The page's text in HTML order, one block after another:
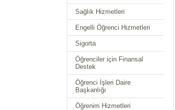
Sağlık Hizmetleri
Engelli Öğrenci Hizmetleri
Sigorta
Öğrenciler için Finansal
Destek
Öğrenci İşleri Daire
Başkanlığı
Öğrenim Hizmetleri